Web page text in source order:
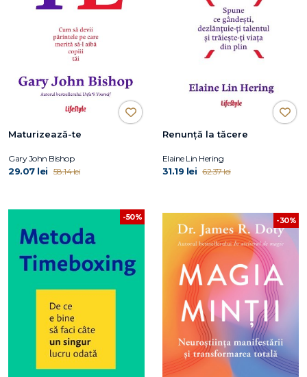
Maturizează-te
Gary John Bishop
29.07 lei 58.14 lei
Renunță la tăcere
Elaine Lin Hering
31.19 lei 62.37 lei
-50% -30%